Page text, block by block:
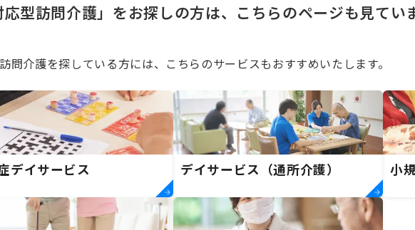
応型訪問介護」をお探しの方は、こちらのページも見てい
問介護を探している方には、こちらのサービスもおすすめいたします。
デイサービス デイサービス（通所介護） 小